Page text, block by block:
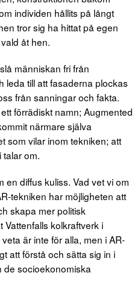
individen hållits på långt
tror sig ha hittat på egen
åt hen.
människan fri från
leda till att fasaderna plockas
från sanningar och fakta.
förrädiskt namn; Augmented
närmare själva
som vilar inom tekniken; att
talar om.
en diffus kuliss. Vad vet vi om
tekniken har möjligheten att
skapa mer politisk
kolkraftverk i
är inte för alla, men i AR-
att förstå och sätta sig in i
de socioekonomiska